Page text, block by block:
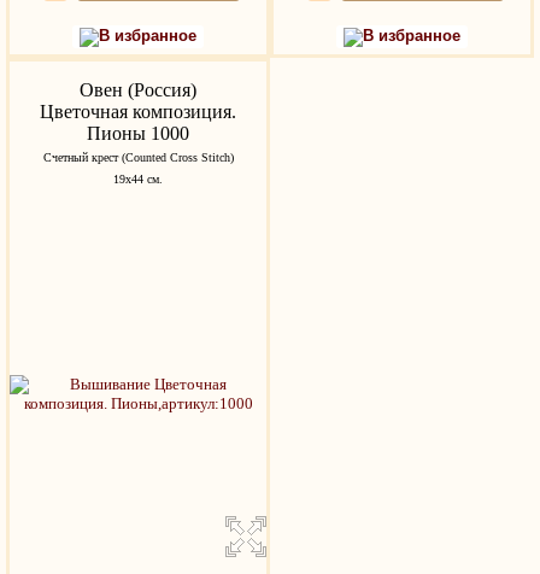
В избранное В избранное
Овен (Россия)
Цветочная композиция.
Пионы 1000
Счетный крест (Counted Cross Stitch)
19х44 см.